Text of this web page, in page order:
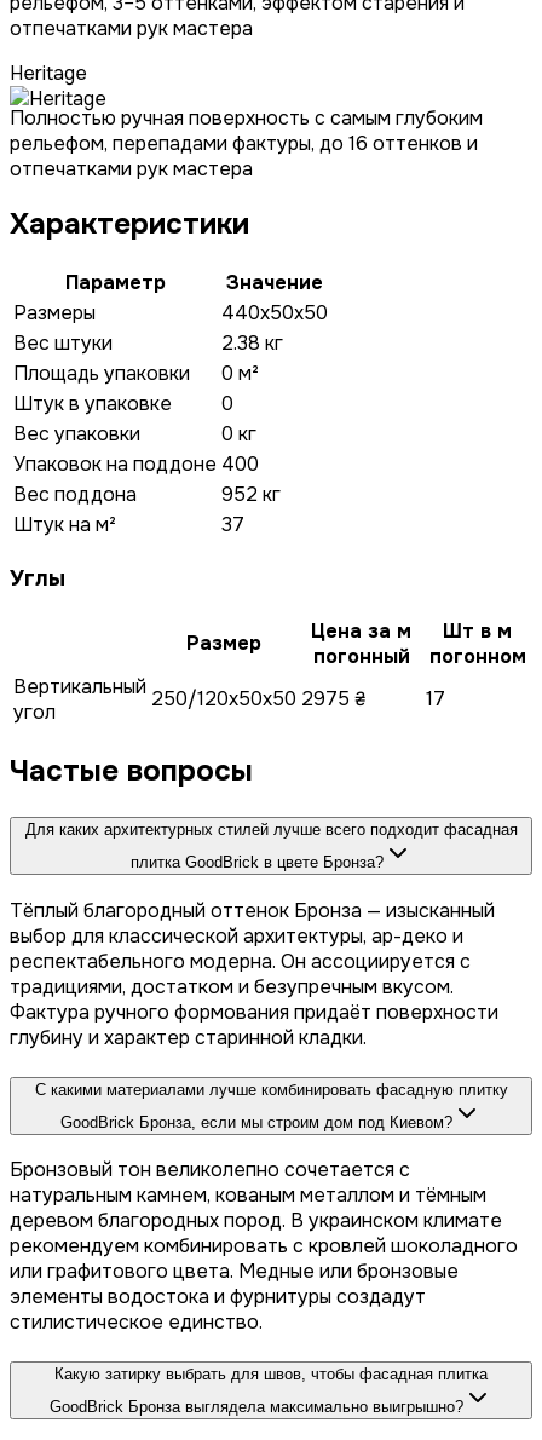
отпечатками рук мастера
Heritage
Полностью ручная поверхность с самым глубоким
рельефом, перепадами фактуры, до 16 оттенков и
отпечатками рук мастера
Характеристики
Параметр
Значение
Размеры
440x50x50
Вес штуки
2.38 кг
Площадь упаковки
0 м²
Штук в упаковке
0
Вес упаковки
0 кг
Упаковок на поддоне 400
Вес поддона
952 кг
Штук на м²
37
Углы
Размер
Цена за м
погонный
Шт в м
погонном
Вертикальный
угол
250/120x50x50 2975 ₴ 17
Частые вопросы
Для каких архитектурных стилей лучше всего подходит фасадная
плитка GoodBrick в цвете Бронза?
Тёплый благородный оттенок Бронза — изысканный
выбор для классической архитектуры, ар-деко и
респектабельного модерна. Он ассоциируется с
традициями, достатком и безупречным вкусом.
Фактура ручного формования придаёт поверхности
глубину и характер старинной кладки.
С какими материалами лучше комбинировать фасадную плитку
GoodBrick Бронза, если мы строим дом под Киевом?
Бронзовый тон великолепно сочетается с
натуральным камнем, кованым металлом и тёмным
деревом благородных пород. В украинском климате
рекомендуем комбинировать с кровлей шоколадного
или графитового цвета. Медные или бронзовые
элементы водостока и фурнитуры создадут
стилистическое единство.
Какую затирку выбрать для швов, чтобы фасадная плитка
GoodBrick Бронза выглядела максимально выигрышно?